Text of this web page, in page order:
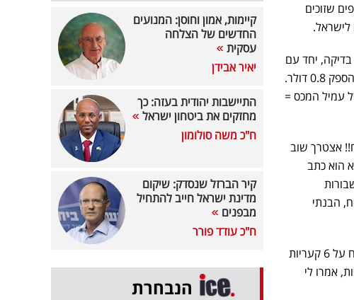
שזוכים
לישראל.
קעריות מקרמיקה, לצורך בדיקה, יחד עם
משלוח גדול יותר. מדובר במשלוח ממפעל באירופה. עם תו תקן אירופאי. כל קערית עלתה לי מול הספק 0.8 דולר.
מול מכון התקנים + 180 שח לטיפול של עמיל המכס =
אצטרך שוב
הוא כתב
התקנים על אותן 6 קעריות שבורות
הבנתי
"אבל מבחינת מכון התקנים אין מה לעשות. גם מבחינת עמיל המכס....בקצרה שילמתי 1,260 ש"ח על 6 קעריות
אמרו לי
קיימות, אמון וחוסן: המנועים
החדשים של הצלחה
עסקית
יאיר אבידן
התיישבות יהודית בעזה: כך
מחזקים את ביטחון ישראל
ח"כ משה סולומון
קיר הברזל שנסדק: שיקום
מדינת ישראל חייב להתחיל
מבפנים
ח"כ עודד פורר
הנבחרת